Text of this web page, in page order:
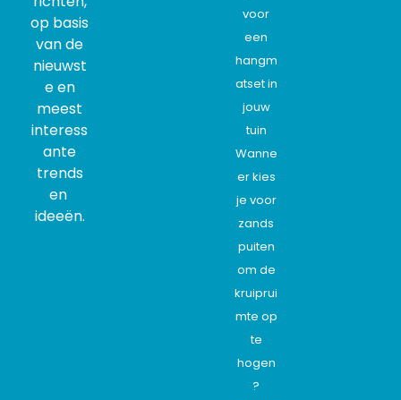
op basis
van de
nieuwst
e en
meest
interess
ante
trends
en
ideeën.
voor
een
hangm
atset in
jouw
tuin
Wanne
er kies
je voor
zands
puiten
om de
kruiprui
mte op
te
hogen
?